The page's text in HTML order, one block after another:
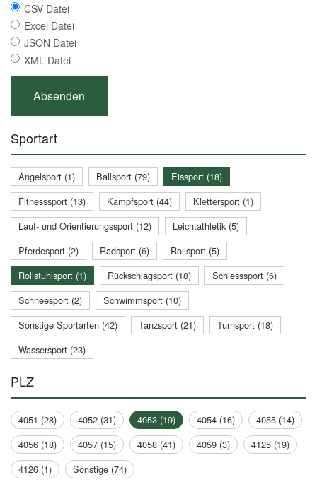
CSV Datei
Excel Datei
JSON Datei
XML Datei
Sportart
Angelsport (1) Ballsport (79)
Eissport (18)
Fitnesssport (13)
Kampfsport (44)
Klettersport (1)
Lauf- und Orientierungssport (12)
Leichtathletik (5)
Pferdesport (2)
Radsport (6)
Rollsport (5)
Rollstuhlsport (1)
Rückschlagsport (18)
Schiesssport (6)
Schneesport (2)
Schwimmsport (10)
Sonstige Sportarten (42)
Tanzsport (21)
Turnsport (18)
Wassersport (23)
PLZ
4051 (28) 4052 (31) 4053 (19) 4054 (16)
4055 (14)
4056 (18)
4057 (15) 4058 (41) 4059 (3)
4125 (19)
4126 (1)
Sonstige (74)